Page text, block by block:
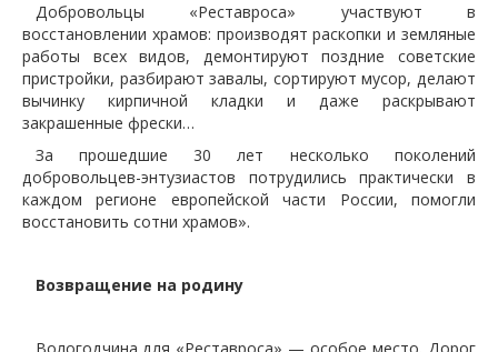
Добровольцы «Реставроса» участвуют в
восстановлении храмов: производят раскопки и земляные
работы всех видов, демонтируют поздние советские
пристройки, разбирают завалы, сортируют мусор, делают
вычинку кирпичной кладки и даже раскрывают
закрашенные фрески…
За прошедшие 30 лет несколько поколений
добровольцев-энтузиастов потрудились практически в
каждом регионе европейской части России, помогли
восстановить сотни храмов».
Возвращение на родину